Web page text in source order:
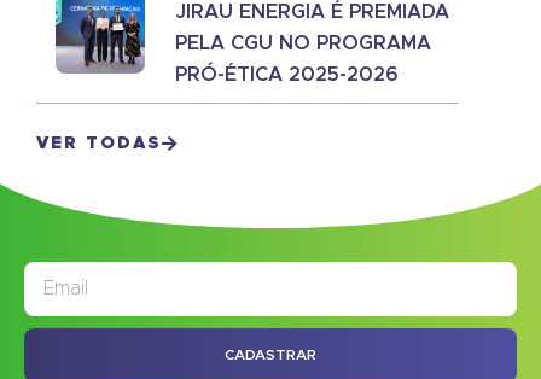
JIRAU ENERGIA É PREMIADA
PELA CGU NO PROGRAMA
PRÓ-ÉTICA 2025-2026
VER TODAS
CADASTRAR